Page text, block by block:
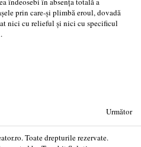
prin care-şi plimbă eroul, dovadă
nici cu relieful şi nici cu specificul
Următor
Toate drepturile rezervate.